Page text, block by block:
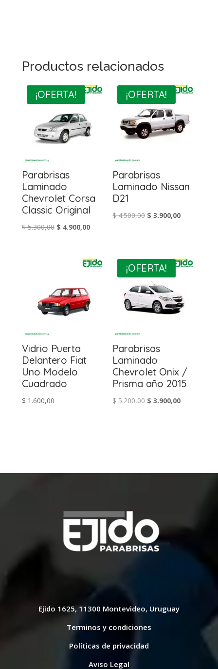
Productos relacionados
¡OFERTA!
Parabrisas
Laminado
Chevrolet Corsa
Classic Original
$5.300,00 El
$ 4.900,00El
es:
$ 4.900,00.
¡OFERTA!
Parabrisas
Laminado Nissan
D21
$4.500,00 El
$ 4.500,00.
$ 3.900,00El
$ 3.900,00.
Vidrio Puerta
Delantero Fiat
Uno Modelo
Cuadrado
$ 1.600,00
¡OFERTA!
Parabrisas
Laminado
Chevrolet Onix /
Prisma año 2015
$5.200,00 El
$ 3.900,00El
Ejido 1625, 11300 Montevideo, Uruguay
Terminos y condiciones
Políticas de privacidad
Aviso Legal